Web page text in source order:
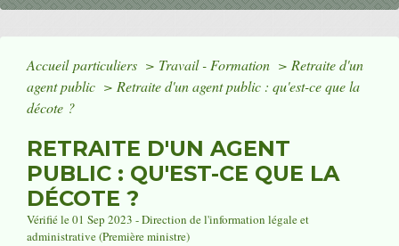
Accueil particuliers > Travail - Formation > Retraite d'un
agent public > Retraite d'un agent public : qu'est-ce que la
décote ?
RETRAITE D'UN AGENT
PUBLIC : QU'EST-CE QUE LA
DÉCOTE ?
Vérifié le 01 Sep 2023 - Direction de l'information légale et
administrative (Première ministre)